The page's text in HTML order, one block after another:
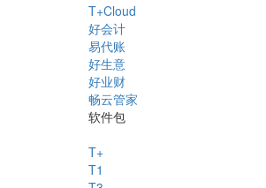
T+Cloud
好会计
易代账
好生意
好业财
畅云管家
软件包
T+
T1